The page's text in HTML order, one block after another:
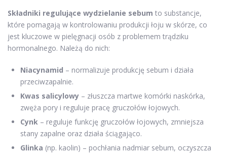
Składniki regulujące wydzielanie sebum to substancje,
które pomagają w kontrolowaniu produkcji łoju w skórze, co
jest kluczowe w pielęgnacji osób z problemem trądziku
hormonalnego. Należą do nich:
Niacynamid – normalizuje produkcję sebum i działa
przeciwzapalnie.
Kwas salicylowy – złuszcza martwe komórki naskórka,
zwęża pory i reguluje pracę gruczołów łojowych.
Cynk – reguluje funkcję gruczołów łojowych, zmniejsza
stany zapalne oraz działa ściągająco.
Glinka (np. kaolin) – pochłania nadmiar sebum, oczyszcza